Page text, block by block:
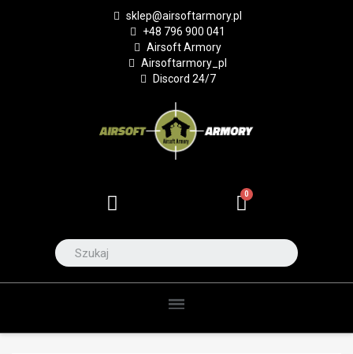
sklep@airsoftarmory.pl
+48 796 900 041
Airsoft Armory
Airsoftarmory_pl
Discord 24/7